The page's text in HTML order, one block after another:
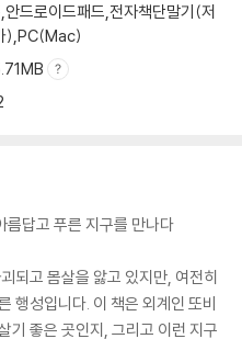
드로이드패드,전자책단말기(저
),PC(Mac)
답고 푸른 지구를 만나다
되고 몸살을 앓고 있지만, 여전히
행성입니다. 이 책은 외계인 또비
기 좋은 곳인지, 그리고 이런 지구